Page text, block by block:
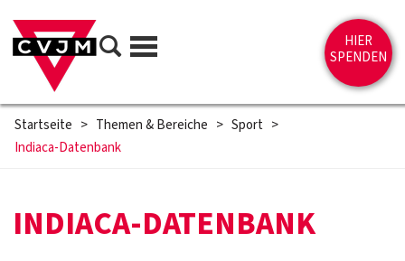
Direkt zum Inhalt springen
Suche
HIER
SPENDEN
Startseite > Themen & Bereiche > Sport >
Indiaca-Datenbank
INDIACA-DATENBANK